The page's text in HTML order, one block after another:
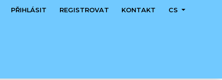
PŘIHLÁSIT REGISTROVAT KONTAKT CS